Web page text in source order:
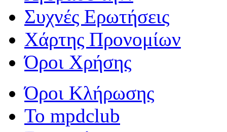
Συχνές Ερωτήσεις
Χάρτης Προνομίων
Όροι Χρήσης
Όροι Κλήρωσης
To mpdclub